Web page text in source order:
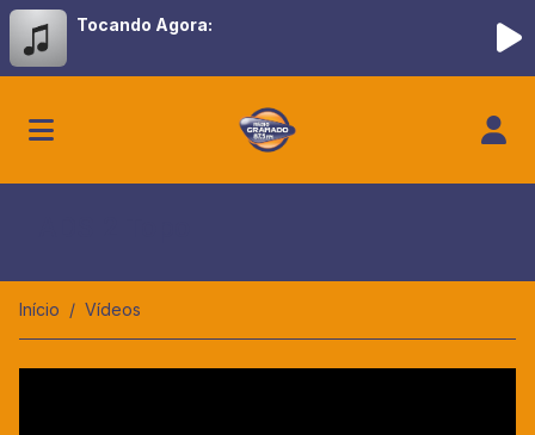
Tocando Agora:
Início Vídeos